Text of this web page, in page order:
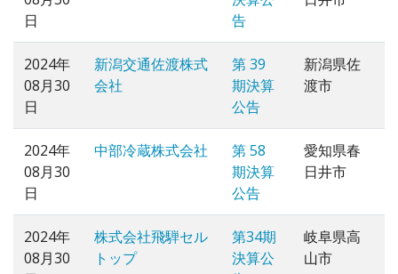
日
告
2024年
08月30
日
新潟交通佐渡株式
会社
第 39
期決算
公告
新潟県佐
渡市
2024年
08月30
日
中部冷蔵株式会社
第 58
期決算
公告
愛知県春
日井市
2024年
08月30
株式会社飛騨セル
トップ
第34期
決算公
岐阜県高
山市